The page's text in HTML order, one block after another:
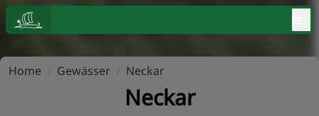
Home Gewässer Neckar
Neckar